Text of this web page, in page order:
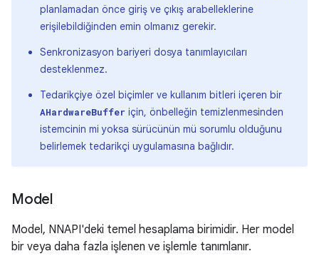
planlamadan önce giriş ve çıkış arabelleklerine
erişilebildiğinden emin olmanız gerekir.
Senkronizasyon bariyeri dosya tanımlayıcıları
desteklenmez.
Tedarikçiye özel biçimler ve kullanım bitleri içeren bir
AHardwareBuffer için, önbelleğin temizlenmesinden
istemcinin mi yoksa sürücünün mü sorumlu olduğunu
belirlemek tedarikçi uygulamasına bağlıdır.
Model
Model, NNAPI'deki temel hesaplama birimidir. Her model
bir veya daha fazla işlenen ve işlemle tanımlanır.